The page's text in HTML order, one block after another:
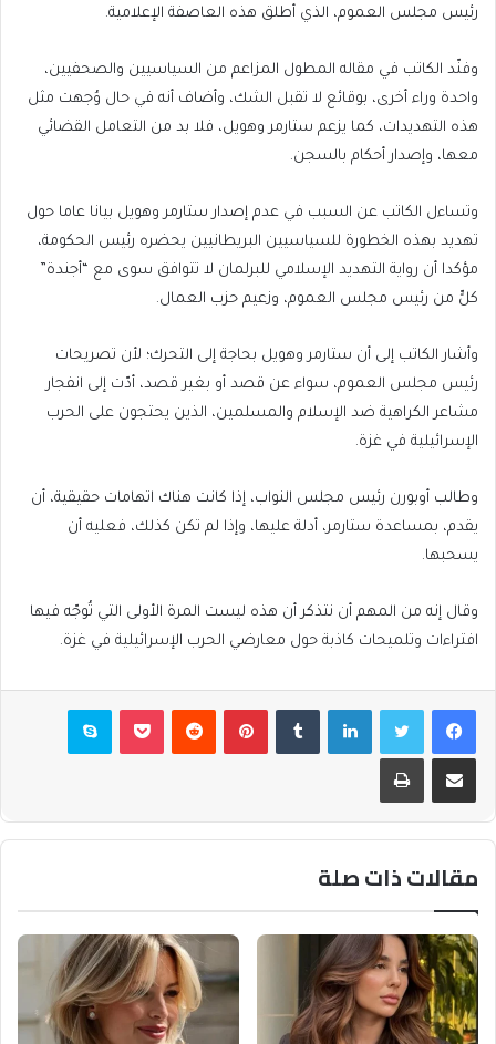
رئيس مجلس العموم، الذي أطلق هذه العاصفة الإعلامية.
وفنّد الكاتب في مقاله المطول المزاعم من السياسيين والصحفيين،
واحدة وراء أخرى، بوقائع لا تقبل الشك، وأضاف أنه في حال وُجهت مثل
هذه التهديدات، كما يزعم ستارمر وهويل، فلا بد من التعامل القضائي
معها، وإصدار أحكام بالسجن.
وتساءل الكاتب عن السبب في عدم إصدار ستارمر وهويل بيانا عاما حول
تهديد بهذه الخطورة للسياسيين البريطانيين يحضره رئيس الحكومة،
مؤكدا أن رواية التهديد الإسلامي للبرلمان لا تتوافق سوى مع “أجندة”
كلٍّ من رئيس مجلس العموم، وزعيم حزب العمال.
وأشار الكاتب إلى أن ستارمر وهويل بحاجة إلى التحرك؛ لأن تصريحات
رئيس مجلس العموم، سواء عن قصد أو بغير قصد، أدّت إلى انفجار
مشاعر الكراهية ضد الإسلام والمسلمين، الذين يحتجون على الحرب
الإسرائيلية في غزة.
وطالب أوبورن رئيس مجلس النواب، إذا كانت هناك اتهامات حقيقية، أن
يقدم، بمساعدة ستارمر، أدلة عليها، وإذا لم تكن كذلك، فعليه أن
يسحبها.
وقال إنه من المهم أن نتذكر أن هذه ليست المرة الأولى التي تُوجّه فيها
افتراءات وتلميحات كاذبة حول معارضي الحرب الإسرائيلية في غزة.
فيسبوكتويتر لينكدإن بينتيريست بوكيت سكايب
مشاركة عبر البريد طباعة
مقالات ذات صلة